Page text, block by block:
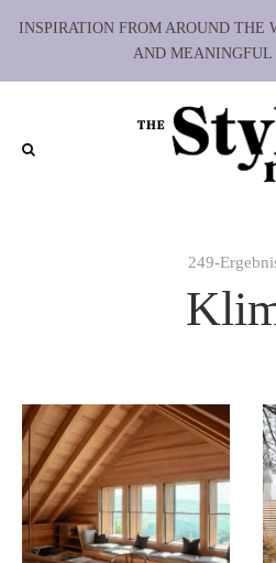
INSPIRATION FROM AROUND THE
AND
249-